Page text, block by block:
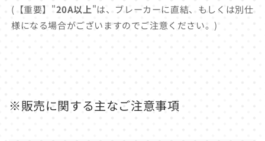
(【重要】"20A以上"は、ブレーカーに直結、もしくは別仕
様になる場合がございますのでご注意ください。)
※販売に関する主なご注意事項